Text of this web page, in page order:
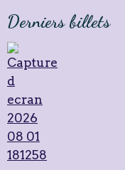
Derniers billets